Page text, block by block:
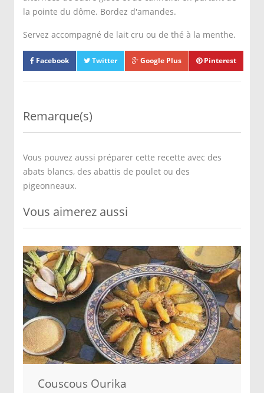
la pointe du dôme. Bordez d'amandes.
Servez accompagné de lait cru ou de thé à la menthe.
Facebook Twitter Google Plus Pinterest
Remarque(s)
Vous pouvez aussi préparer cette recette avec des
abats blancs, des abattis de poulet ou des
pigeonneaux.
Vous aimerez aussi
Couscous Ourika